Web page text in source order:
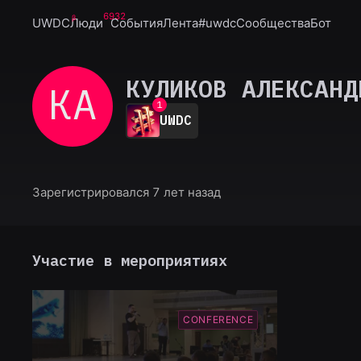
UWDCЛюди6932
СобытияЛента#uwdcСообществаБот
КА КУЛИКОВ
0
1
2
3
UWDC
Зарегистрировался 7 лет назад
Участие в мероприятиях
CONFERENCE